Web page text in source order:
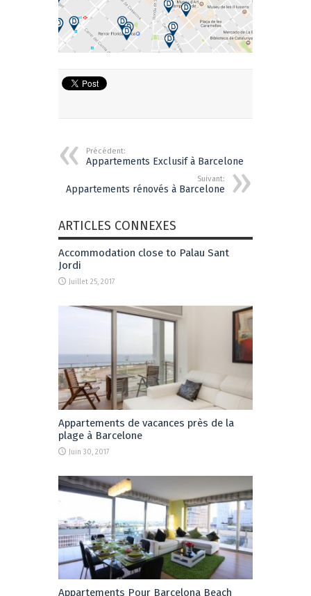
Précédent:
Appartements Exclusif à Barcelone
Suivant:
Appartements rénovés à Barcelone
ARTICLES CONNEXES
Accommodation close to Palau Sant
Jordi
Juillet 25, 2017
Appartements de vacances près de la
plage à Barcelone
Juin 30, 2017
Appartements Pour Barcelona Beach